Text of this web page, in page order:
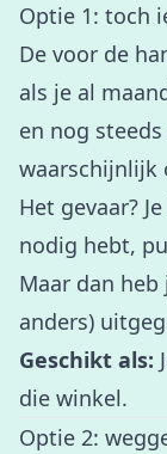
Optie 1: toch
De voor de
als je al
en nog
waarschijnlijk
Het gevaar?
nodig hebt,
Maar dan
anders)
Geschikt als:
die winkel.
Optie 2: